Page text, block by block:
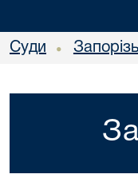
Суди •